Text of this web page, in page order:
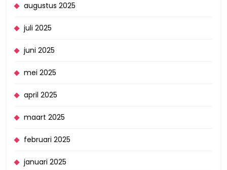
augustus 2025
juli 2025
juni 2025
mei 2025
april 2025
maart 2025
februari 2025
januari 2025